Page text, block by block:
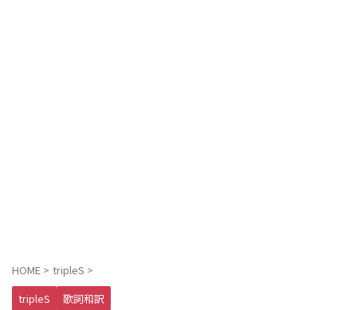
HOME > tripleS >
tripleS
歌詞和訳